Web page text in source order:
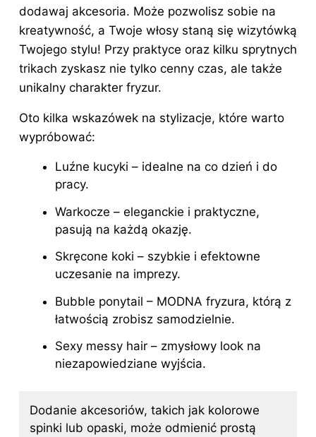
dodawaj akcesoria. Może pozwolisz sobie na
kreatywność, a Twoje włosy staną się wizytówką
Twojego stylu! Przy praktyce oraz kilku sprytnych
trikach zyskasz nie tylko cenny czas, ale także
unikalny charakter fryzur.
Oto kilka wskazówek na stylizacje, które warto
wypróbować:
Luźne kucyki – idealne na co dzień i do
pracy.
Warkocze – eleganckie i praktyczne,
pasują na każdą okazję.
Skręcone koki – szybkie i efektowne
uczesanie na imprezy.
Bubble ponytail – MODNA fryzura, którą z
łatwością zrobisz samodzielnie.
Sexy messy hair – zmysłowy look na
niezapowiedziane wyjścia.
Dodanie akcesoriów, takich jak kolorowe
spinki lub opaski, może odmienić prostą